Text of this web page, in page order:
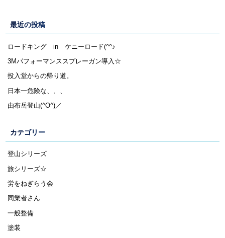
最近の投稿
ロードキング in ケニーロード(^^♪
3Mパフォーマンススプレーガン導入☆
投入堂からの帰り道。
日本一危険な、、、
由布岳登山(^O^)／
カテゴリー
登山シリーズ
旅シリーズ☆
労をねぎらう会
同業者さん
一般整備
塗装